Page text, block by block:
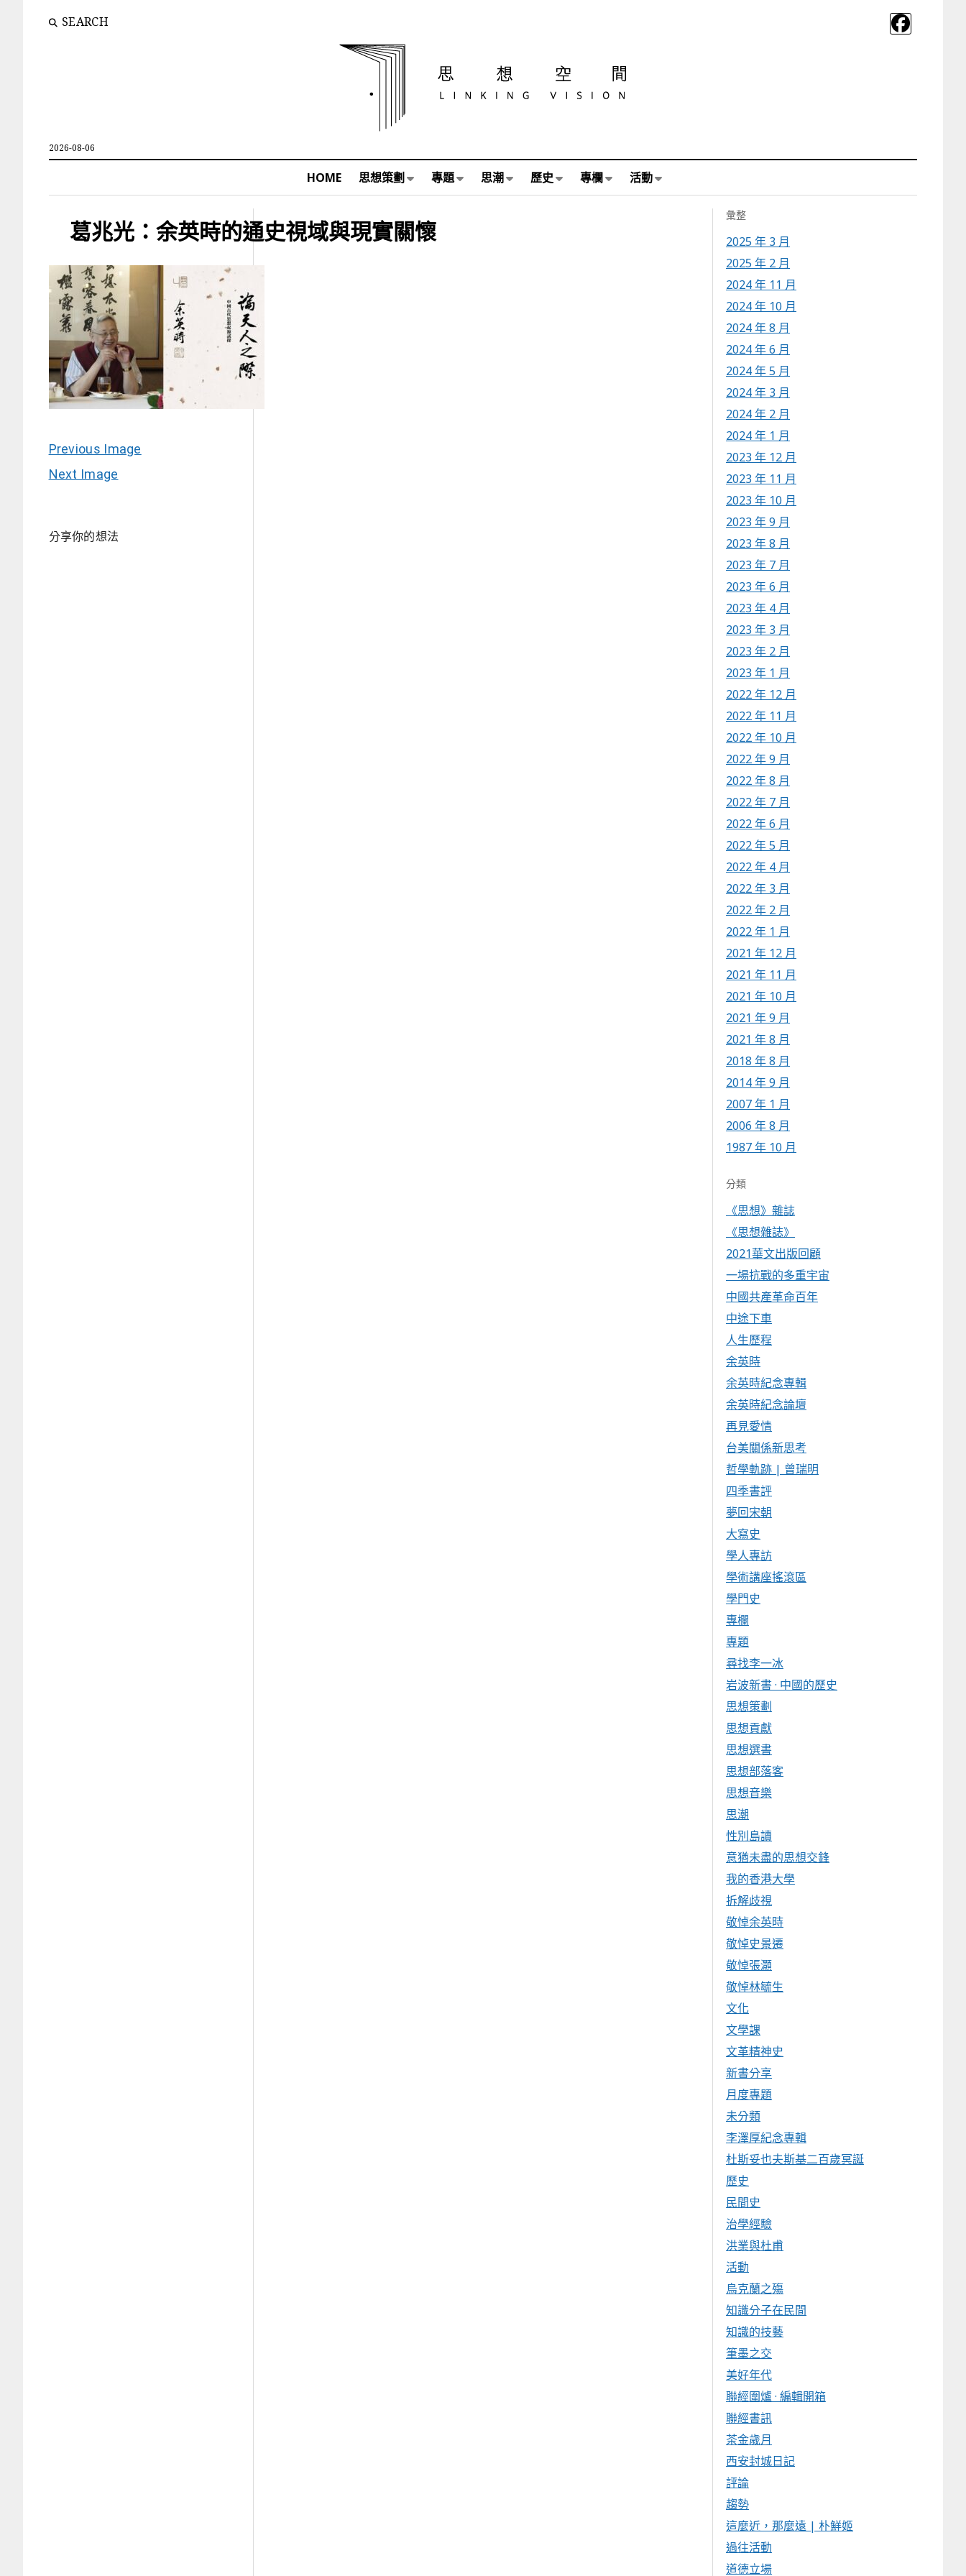
SEARCH
2026-08-06
HOME 思想策劃 專題 思潮 歷史 專欄 活動
葛兆光：余英時的通史視域與現實關懷
Previous Image
Next Image
分享你的想法
彙整
2025 年 3 月
2025 年 2 月
2024 年 11 月
2024 年 10 月
2024 年 8 月
2024 年 6 月
2024 年 5 月
2024 年 3 月
2024 年 2 月
2024 年 1 月
2023 年 12 月
2023 年 11 月
2023 年 10 月
2023 年 9 月
2023 年 8 月
2023 年 7 月
2023 年 6 月
2023 年 4 月
2023 年 3 月
2023 年 2 月
2023 年 1 月
2022 年 12 月
2022 年 11 月
2022 年 10 月
2022 年 9 月
2022 年 8 月
2022 年 7 月
2022 年 6 月
2022 年 5 月
2022 年 4 月
2022 年 3 月
2022 年 2 月
2022 年 1 月
2021 年 12 月
2021 年 11 月
2021 年 10 月
2021 年 9 月
2021 年 8 月
2018 年 8 月
2014 年 9 月
2007 年 1 月
2006 年 8 月
1987 年 10 月
分類
《思想》雜誌
《思想雜誌》
2021華文出版回顧
一場抗戰的多重宇宙
中國共產革命百年
中途下車
人生歷程
余英時
余英時紀念專輯
余英時紀念論壇
再見愛情
台美關係新思考
哲學軌跡 | 曾瑞明
四季書評
夢回宋朝
大寫史
學人專訪
學術講座搖滾區
學門史
專欄
專題
尋找李一冰
岩波新書 · 中國的歷史
思想策劃
思想貢獻
思想選書
思想部落客
思想音樂
思潮
性別島讀
意猶未盡的思想交鋒
我的香港大學
拆解歧視
敬悼余英時
敬悼史景遷
敬悼張灝
敬悼林毓生
文化
文學課
文革精神史
新書分享
月度專題
未分類
李澤厚紀念專輯
杜斯妥也夫斯基二百歲冥誕
歷史
民間史
治學經驗
洪業與杜甫
活動
烏克蘭之殤
知識分子在民間
知識的技藝
筆墨之交
美好年代
聯經圍爐 · 編輯開箱
聯經書訊
茶金歲月
西安封城日記
評論
趨勢
這麼近，那麼遠 | 朴鮮姬
過往活動
道德立場